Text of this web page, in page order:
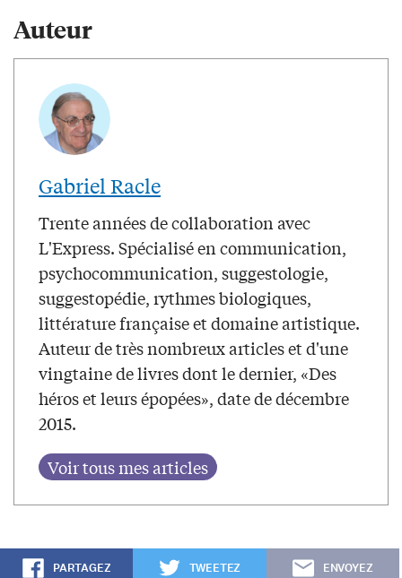
Auteur
Gabriel Racle
Trente années de collaboration avec
L'Express. Spécialisé en communication,
psychocommunication, suggestologie,
suggestopédie, rythmes biologiques,
littérature française et domaine artistique.
Auteur de très nombreux articles et d'une
vingtaine de livres dont le dernier, «Des
héros et leurs épopées», date de décembre
2015.
PARTAGEZ TWEETEZ ENVOYEZ